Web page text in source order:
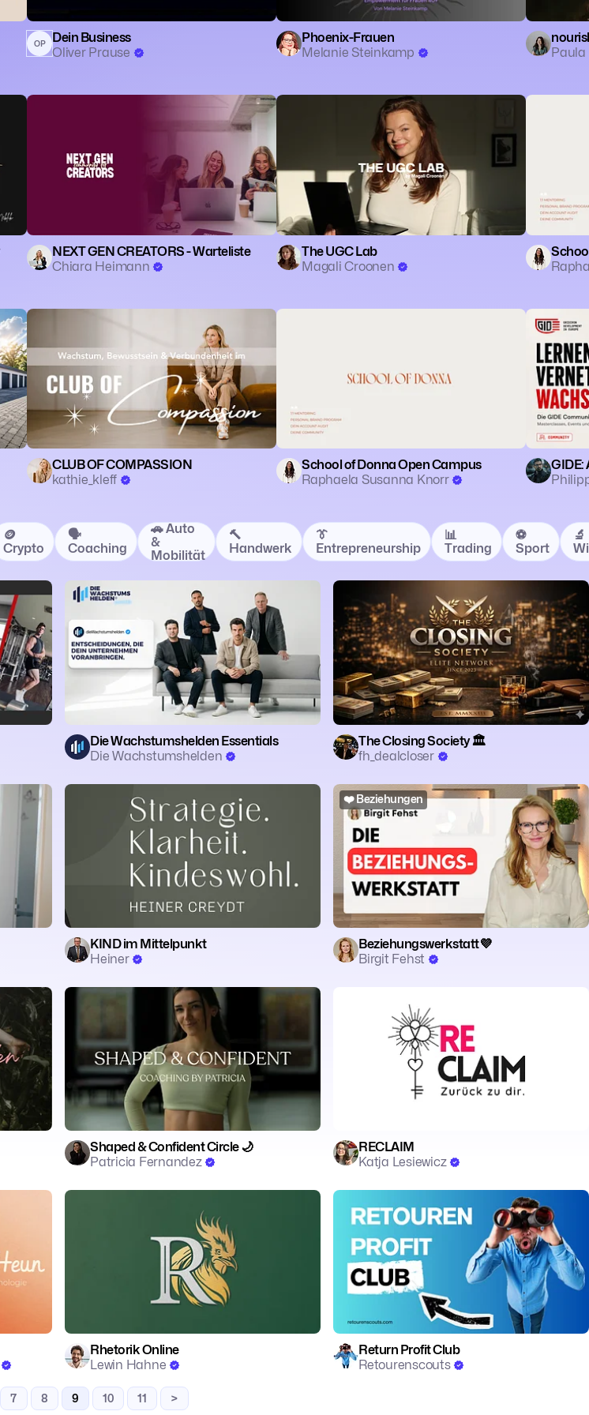
OP
Dein Business
Oliver Prause
Phoenix-Frauen
Melanie Steinkamp
Paula
NEXT GEN CREATORS - Warteliste
Chiara Heimann
The UGC Lab
Magali Croonen
📈 Self-Improvement
CLUB OF COMPASSION
kathie_kleff
School of Donna Open Campus
Raphaela Susanna Knorr
🗣️
GIDE:
🪙
Crypto
🗣️
Coaching
🚗 Auto
&
Mobilität
🔨
Handwerk
👔
Entrepreneurship
📊
Trading
⚽️
Sport
🔬
💼 Business 🎓 Education 👔 Entrepreneurship
Die Wachstumshelden Essentials
Die Wachstumshelden
🗣️ Coaching 📈 Self-Improvement
The Closing Society 🏛️
fh_dealcloser
❤️ Beziehungen 🗣️ Coaching 🔥 Motivation
KIND im Mittelpunkt
Heiner
❤️ Beziehungen
Beziehungswerkstatt💜
Birgit Fehst
Shaped & Confident Circle 🌙
Patricia Fernandez
RECLAIM
Katja Lesiewicz
Rhetorik Online
Lewin Hahne
Return Profit Club
Retourenscouts
7 8 9 10 11 >